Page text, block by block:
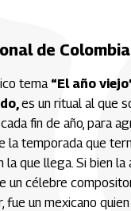
de Colombia
tema “El año
es un ritual al que
fin de año, para
la temporada que
que llega. Si bien la
un célebre
fue un mexicano